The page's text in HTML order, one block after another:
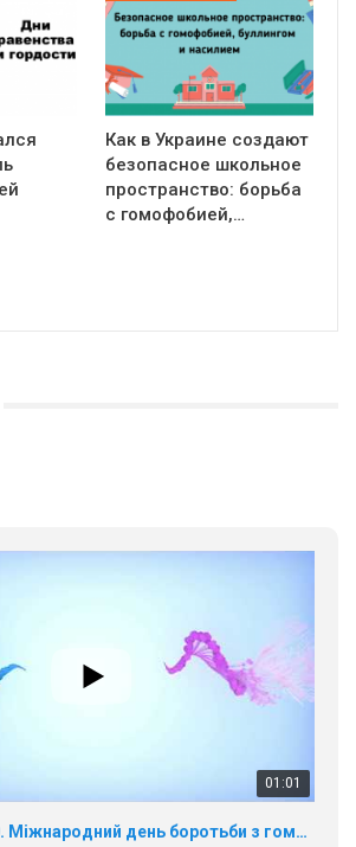
Как в Украине создают
безопасное школьное
пространство: борьба
с гомофобией,…
01:01
Наше відео-звернення про те, що